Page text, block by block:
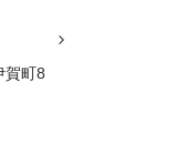
賀町8